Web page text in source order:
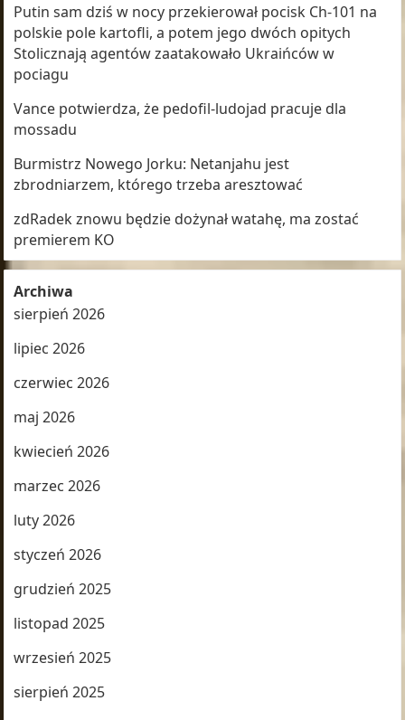
Putin sam dziś w nocy przekierował pocisk Ch-101 na
polskie pole kartofli, a potem jego dwóch opitych
Stolicznają agentów zaatakowało Ukraińców w
pociagu
Vance potwierdza, że pedofil-ludojad pracuje dla
mossadu
Burmistrz Nowego Jorku: Netanjahu jest
zbrodniarzem, którego trzeba aresztować
zdRadek znowu będzie dożynał watahę, ma zostać
premierem KO
Archiwa
sierpień 2026
lipiec 2026
czerwiec 2026
maj 2026
kwiecień 2026
marzec 2026
luty 2026
styczeń 2026
grudzień 2025
listopad 2025
wrzesień 2025
sierpień 2025